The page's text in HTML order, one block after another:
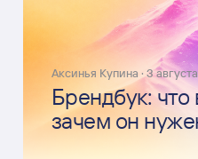
Аксинья Купина · 3
Брендбук: что
зачем он